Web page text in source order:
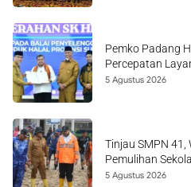
Pemko Padang
Percepatan
5 Agustus 2026
Tinjau SMPN
Pemulihan
5 Agustus 2026